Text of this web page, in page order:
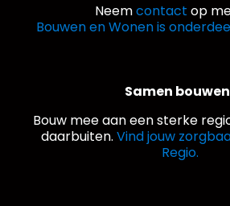
Neemcontact op
Bouwen en Wonen is
Samen
Bouw mee aan een sterke
daarbuiten. Vind jouw
Regio.